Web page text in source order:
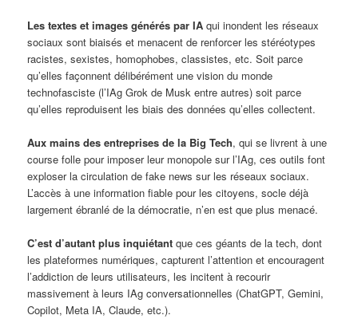
Les textes et images générés par IA qui inondent les réseaux
sociaux sont biaisés et menacent de renforcer les stéréotypes
racistes, sexistes, homophobes, classistes, etc. Soit parce
qu’elles façonnent délibérément une vision du monde
technofasciste (l’IAg Grok de Musk entre autres) soit parce
qu’elles reproduisent les biais des données qu’elles collectent.
Aux mains des entreprises de la Big Tech, qui se livrent à une
course folle pour imposer leur monopole sur l’IAg, ces outils font
exploser la circulation de fake news sur les réseaux sociaux.
L’accès à une information fiable pour les citoyens, socle déjà
largement ébranlé de la démocratie, n’en est que plus menacé.
C’est d’autant plus inquiétant que ces géants de la tech, dont
les plateformes numériques, capturent l’attention et encouragent
l’addiction de leurs utilisateurs, les incitent à recourir
massivement à leurs IAg conversationnelles (ChatGPT, Gemini,
Copilot, Meta IA, Claude, etc.).